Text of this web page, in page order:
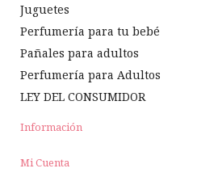
Juguetes
Perfumería para tu bebé
Pañales para adultos
Perfumería para Adultos
LEY DEL CONSUMIDOR
Información
Mi Cuenta